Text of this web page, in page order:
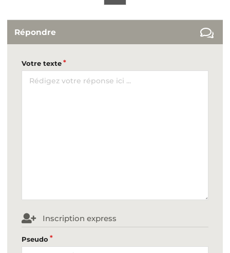
Répondre
Votre texte
Inscription express
Pseudo